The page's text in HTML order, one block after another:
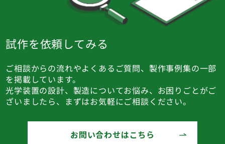
試作を依頼してみる
ご相談からの流れやよくあるご質問、製作事例集の一部
を掲載しています。
光学装置の設計、製造についてお悩み、お困りごとがご
ざいましたら、まずはお気軽にご相談ください。
お問い合わせはこちら